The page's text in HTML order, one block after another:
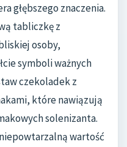
głębszego znaczenia.
tabliczkę z
osoby,
symboli ważnych
czekoladek z
które nawiązują
solenizanta.
wartość